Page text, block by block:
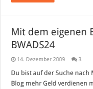
Mit dem eigenen
BWADS24
14. Dezember 2009 3
Du bist auf der Suche
Blog mehr Geld verdienen